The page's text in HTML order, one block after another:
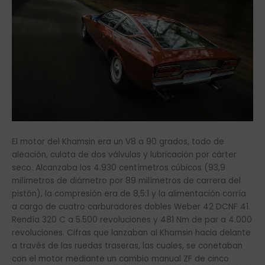
El motor del Khamsin era un V8 a 90 grados, todo de
aleación, culata de dos válvulas y lubricación por cárter
seco. Alcanzaba los 4.930 centímetros cúbicos (93,9
milímetros de diámetro por 89 milímetros de carrera del
pistón), la compresión era de 8,5:1 y la alimentación corría
a cargo de cuatro carburadores dobles Weber 42 DCNF 41.
Rendía 320 C a 5.500 revoluciones y 481 Nm de par a 4.000
revoluciones. Cifras que lanzaban al Khamsin hacia delante
a través de las ruedas traseras, las cuales, se conetaban
con el motor mediante un cambio manual ZF de cinco